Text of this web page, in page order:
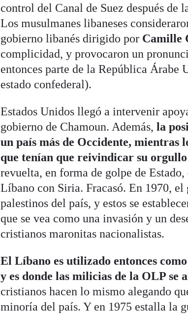
control del Canal de Suez después
Los musulmanes libaneses
gobierno libanés dirigido por Camille
complicidad, y provocaron un
entonces parte de la República
estado confederal).
Estados Unidos llegó a intervenir
gobierno de Chamoun. Además,la
un país más de Occidente, mientras
que tenían que reivindicar su
revuelta, en forma de golpe de
Líbano con Siria. Fracasó. En 1970,
palestinos del país, y estos se
que se vea como una invasión y un
cristianos maronitas nacionalistas.
El Líbano es utilizado entonces
y es donde las milicias de la OLP se
cristianos hacen lo mismo alegando
minoría del país. Y en 1975 estalla la